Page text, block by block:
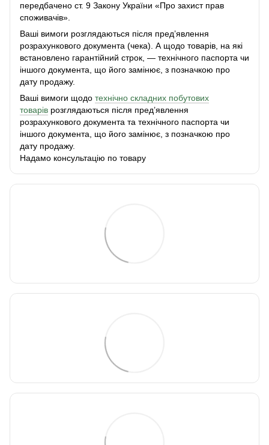
передбачено ст. 9 Закону України «Про захист прав
споживачів».
Ваші вимоги розглядаються після пред’явлення
розрахункового документа (чека). А щодо товарів, на які
встановлено гарантійний строк, — технічного паспорта чи
іншого документа, що його замінює, з позначкою про
дату продажу.
Ваші вимоги щодо технічно складних побутових
товарів розглядаються після пред’явлення
розрахункового документа та технічного паспорта чи
іншого документа, що його замінює, з позначкою про
дату продажу.
Надамо консультацію по товару